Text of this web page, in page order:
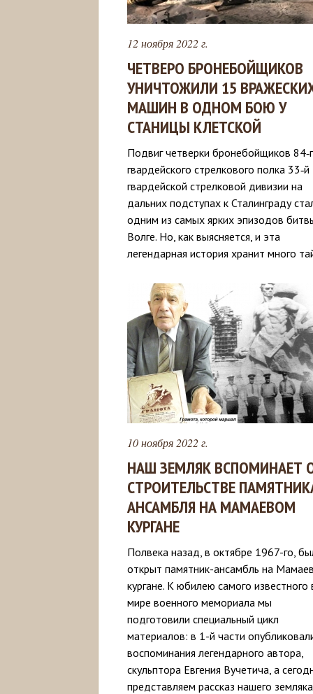
12 ноября 2022 г.
ЧЕТВЕРО БРОНЕБОЙЩИКОВ
УНИЧТОЖИЛИ 15
МАШИН В ОДНОМ БОЮ У
СТАНИЦЫ КЛЕТСКОЙ
Подвиг четверки бронебойщиков
гвардейского стрелкового полка 33‑й
гвардейской стрелковой дивизии на
дальних подступах к Сталинграду
одним из самых ярких эпизодов
Волге. Но, как выясняется, и эта
легендарная история хранит много
10 ноября 2022 г.
НАШ ЗЕМЛЯК ВСПОМИНАЕТ
СТРОИТЕЛЬСТВЕ
АНСАМБЛЯ НА МАМАЕВОМ
КУРГАНЕ
Полвека назад, в октябре 1967-го,
открыт памятник-ансамбль на
кургане. К юбилею самого известного
мире военного мемориала мы
подготовили специальный цикл
материалов: в 1-й части
воспоминания легендарного автора,
скульптора Евгения Вучетича, а
представляем рассказ нашего